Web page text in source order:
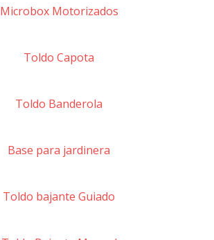
Microbox Motorizados
Toldo Capota
Toldo Banderola
Base para jardinera
Toldo bajante Guiado